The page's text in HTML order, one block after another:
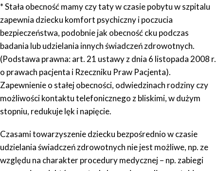
* Stała obecność mamy czy taty w czasie pobytu w szpitalu
zapewnia dziecku komfort psychiczny i poczucia
bezpieczeństwa, podobnie jak obecność cku podczas
badania lub udzielania innych świadczeń zdrowotnych.
(Podstawa prawna: art. 21 ustawy z dnia 6 listopada 2008 r.
o prawach pacjenta i Rzeczniku Praw Pacjenta).
Zapewnienie o stałej obecności, odwiedzinach rodziny czy
możliwości kontaktu telefonicznego z bliskimi, w dużym
stopniu, redukuje lęk i napięcie.
Czasami towarzyszenie dziecku bezpośrednio w czasie
udzielania świadczeń zdrowotnych nie jest możliwe, np. ze
względu na charakter procedury medycznej – np. zabiegi